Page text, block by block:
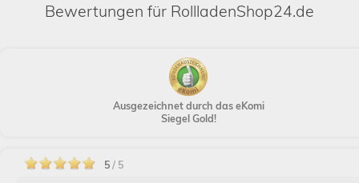
Bewertungen für RollladenShop24.de
Ausgezeichnet durch das eKomi
Siegel Gold!
5/ 5